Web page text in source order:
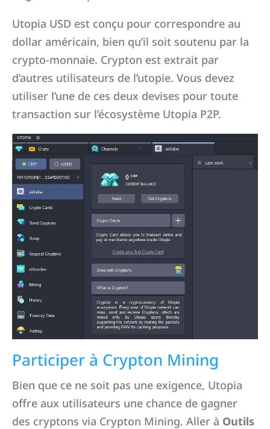
Utopia USD est conçu pour correspondre au
dollar américain, bien qu’il soit soutenu par la
crypto-monnaie. Crypton est extrait par
d’autres utilisateurs de l’utopie. Vous devez
utiliser l’une de ces deux devises pour toute
transaction sur l’écosystème Utopia P2P.
Participer à Crypton Mining
Bien que ce ne soit pas une exigence, Utopia
offre aux utilisateurs une chance de gagner
des cryptons via Crypton Mining. Aller à Outils